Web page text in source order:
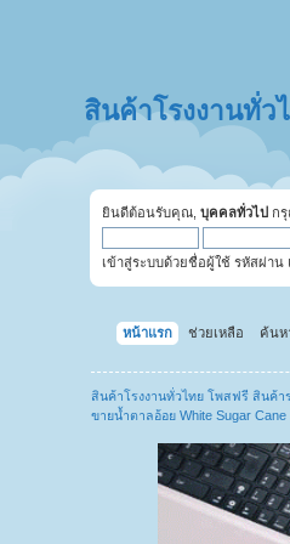
สินค้าโรงงานทั่ว
ยินดีต้อนรับคุณ, บุคคลทั่วไป ก
เข้าสู่ระบบด้วยชื่อผู้ใช้ รหัสผ่าน
หน้าแรก ช่วยเหลือ ค้นห
สินค้าโรงงานทั่วไทย โพสฟรี สินค้า
ขายน้ำตาลอ้อย White Sugar